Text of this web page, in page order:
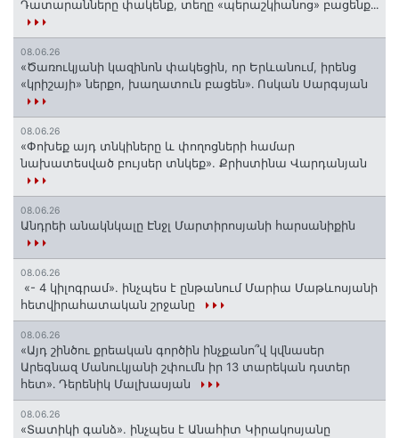
Դատարանները փակենք, տեղը «պերաշկիանոց» բացենք․․․
08.06.26
«Ծառուկյանի կազինոն փակեցին, որ Երևանում, իրենց
«կրիշայի» ներքո, խաղատուն բացեն»․ Ոսկան Սարգսյան
08.06.26
«Փոխեք այդ տնկիները և փողոցների համար
նախատեսված բույսեր տնկեք». Քրիստինա Վարդանյան
08.06.26
Անդրեի անակնկալը Էնջլ Մարտիրոսյանի հարսանիքին
08.06.26
«- 4 կիլոգրամ». ինչպես է ընթանում Մարիա Մաթևոսյանի
հետվիրահատական շրջանը
08.06.26
«Այդ շինծու քրեական գործին ինչքանո՞վ կվնասեր
Արեգնազ Մանուկյանի շփումն իր 13 տարեկան դստեր
հետ»․ Դերենիկ Մալխասյան
08.06.26
«Տատիկի գանձ». ինչպես է Անահիտ Կիրակոսյանը